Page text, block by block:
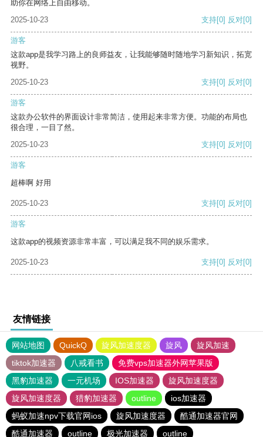
助你在网络上自由移动。
2025-10-23
支持[0] 反对[0]
游客
这款app是我学习路上的良师益友，让我能够随时随地学习新知识，拓宽
视野。
2025-10-23
支持[0] 反对[0]
游客
这款办公软件的界面设计非常简洁，使用起来非常方便。功能的布局也
很合理，一目了然。
2025-10-23
支持[0] 反对[0]
游客
超棒啊 好用
2025-10-23 支持[0] 反对[0]
游客
这款app的视频资源非常丰富，可以满足我不同的娱乐需求。
2025-10-23 支持[0] 反对[0]
友情链接
网站地图 QuickQ 旋风加速度器 旋风
旋风加速
tiktok加速器
八戒看书
免费vps加速器外网苹果版
黑豹加速器
一元机场 IOS加速器
旋风加速度器
旋风加速度器
猎豹加速器 outline
ios加速器
蚂蚁加速npv下载官网ios
旋风加速度器
酷通加速器官网
酷通加速器
outline 极光加速器 outline